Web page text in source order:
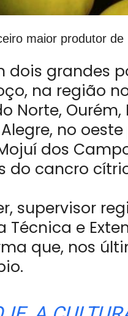
maior produtor
dois grandes
na região
Norte,
no
dos
do cancro
supervisor
Técnica e
que, nos